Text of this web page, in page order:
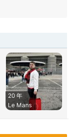
20 年
Le Mans